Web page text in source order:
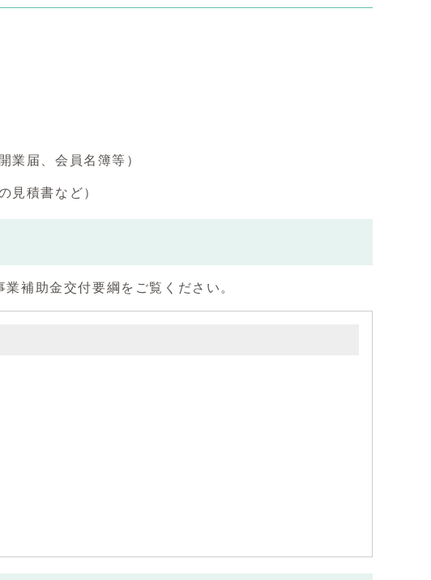
業届、会員名簿等）
見積書など）
補助金交付要綱をご覧ください。